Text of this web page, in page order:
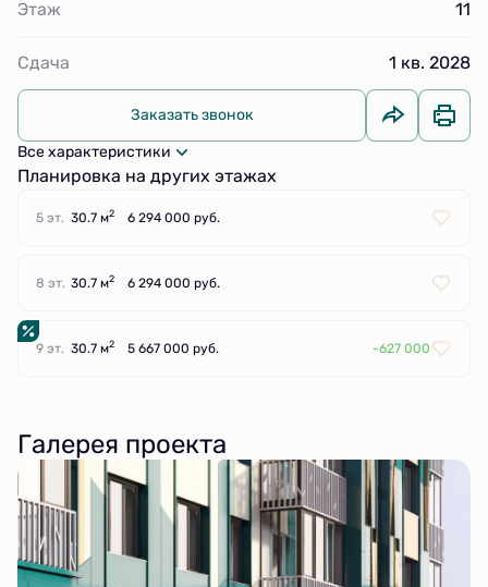
Этаж 11
Сдача 1 кв. 2028
Заказать звонок
Все характеристики
Планировка на других этажах
5 эт. 30.7 м2 6 294 000 руб.
8 эт. 30.7 м2 6 294 000 руб.
9 эт. 30.7 м2 5 667 000 руб. -627 000
Галерея проекта